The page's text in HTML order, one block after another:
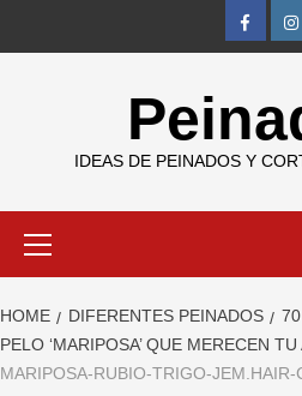
FB IG
IDEAS DE PEINADOS Y
HOME DIFERENTES PEINADOS
PELO ‘MARIPOSA’ QUE MERECEN
MARIPOSA-RUBIO-TRIGO-